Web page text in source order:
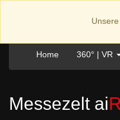
Home 360° | VR
Messezelt aiR